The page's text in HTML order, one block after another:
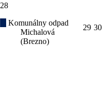
28
Komunálny odpad
Michalová
(Brezno)
29 30